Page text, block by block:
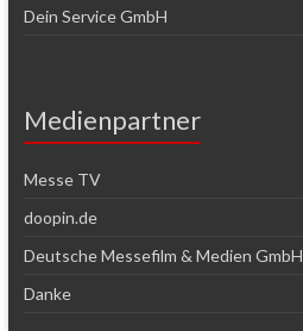
Dein Service GmbH
Medienpartner
Messe TV
doopin.de
Deutsche Messefilm & Medien GmbH
Danke